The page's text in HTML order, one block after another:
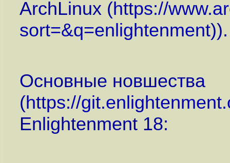
ArchLinux (https://
sort=&q=enlightenment)).
Основные новшества
(https://
Enlightenment 18: